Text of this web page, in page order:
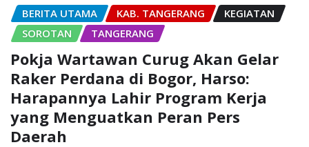
BERITA UTAMA KAB. TANGERANG
KEGIATAN
SOROTAN
TANGERANG
Pokja Wartawan Curug Akan Gelar
Raker Perdana di Bogor, Harso:
Harapannya Lahir Program Kerja
yang Menguatkan Peran Pers
Daerah